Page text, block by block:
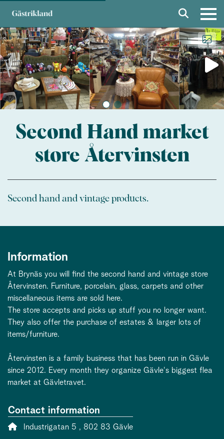
Second Hand market
store Återvinsten
Second hand and vintage products.
Information
At Brynäs you will find the second hand and vintage store
Återvinsten. Furniture, porcelain, glass, carpets and other
miscellaneous items are sold here.
The store accepts and picks up stuff you no longer want.
They also offer the purchase of estates & larger lots of
items/furniture.
Återvinsten is a family business that has been run in Gävle
since 2012. Every month they organize Gävle's biggest flea
market at Gävletravet.
Contact information
Address:
Industrigatan 5 , 802 83 Gävle